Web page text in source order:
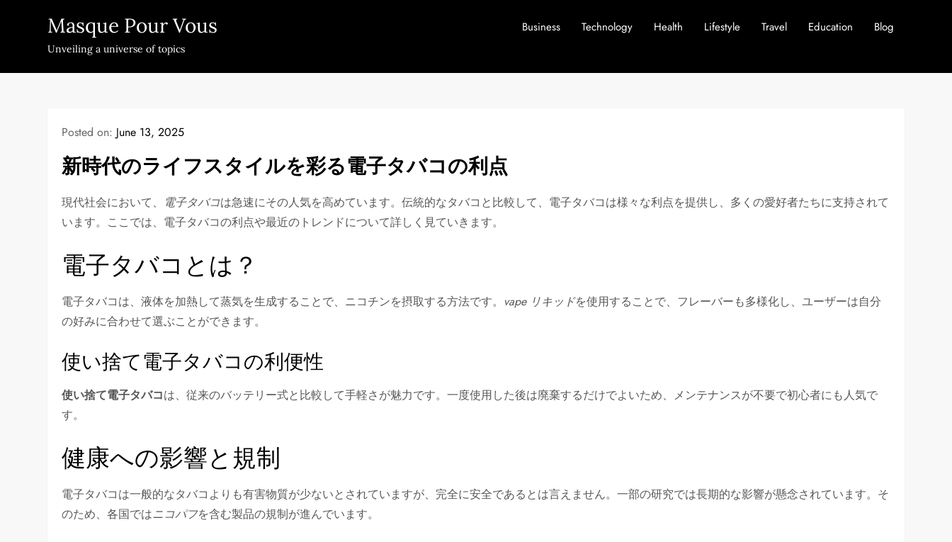
Masque Pour Vous
Unveiling a universe of topics
Business Technology Health Lifestyle Travel Education Blog
Posted on: June 13, 2025
新時代のライフスタイルを彩る電子タバコの利点
現代社会において、 電子タバコは急速にその人気を高めています。伝統的なタバコと比較して、電子タバコは様々な利点を提供し、多くの愛好者たちに支持されて
います。ここでは、電子タバコの利点や最近のトレンドについて詳しく見ていきます。
電子タバコとは？
電子タバコは、液体を加熱して蒸気を生成することで、ニコチンを摂取する方法です。 vape リキッドを使用することで、フレーバーも多様化し、ユーザーは自分
の好みに合わせて選ぶことができます。
使い捨て電子タバコの利便性
使い捨て電子タバコは、従来のバッテリー式と比較して手軽さが魅力です。一度使用した後は廃棄するだけでよいため、メンテナンスが不要で初心者にも人気で
す。
健康への影響と規制
電子タバコは一般的なタバコよりも有害物質が少ないとされていますが、完全に安全であるとは言えません。一部の研究では長期的な影響が懸念されています。そ
のため、各国ではニコパフを含む製品の規制が進んでいます。